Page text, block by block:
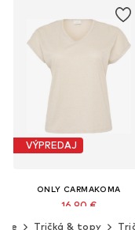
VÝPREDAJ
ONLY CARMAKOMA
16,90 €
Pôvodne: 24,90 €
Tričká & topy